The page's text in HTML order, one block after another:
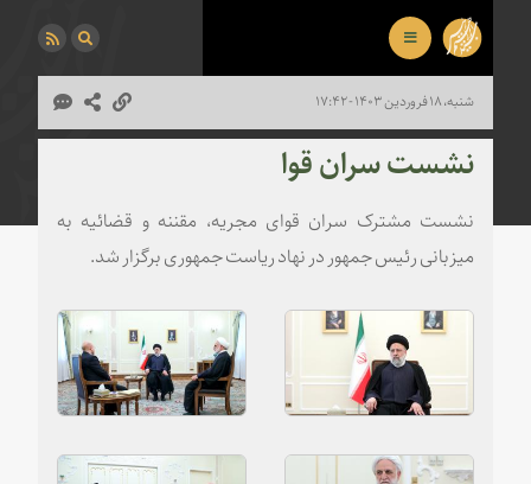
شنبه، ۱۸ فروردین ۱۴۰۳ - ۱۷:۴۲
نشست سران قوا
نشست مشترک سران قوای مجریه، مقننه و قضائیه به
میزبانی رئیس جمهور در نهاد ریاست جمهوری برگزار شد.